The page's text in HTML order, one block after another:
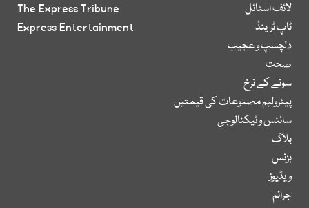
لائف اسٹائل
ٹاپ ٹرینڈ
دلچسپ و عجیب
صحت
سونے کے نرخ
پیٹرولیم مصنوعات کی قیمتیں
سائنس و ٹیکنالوجی
بلاگ
بزنس
ویڈیوز
جرائم
The Express Tribune
Express Entertainment